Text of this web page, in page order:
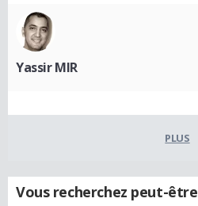
Yassir MIR
PLUS
Vous recherchez peut-être